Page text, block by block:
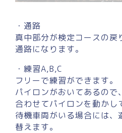
・通路
真中部分が検定コースの戻
通路になります。
・練習A,B,C
フリーで練習ができます。
パイロンがおいてあるので
合わせてパイロンを動かし
待機車両がいる場合には、
替えます。